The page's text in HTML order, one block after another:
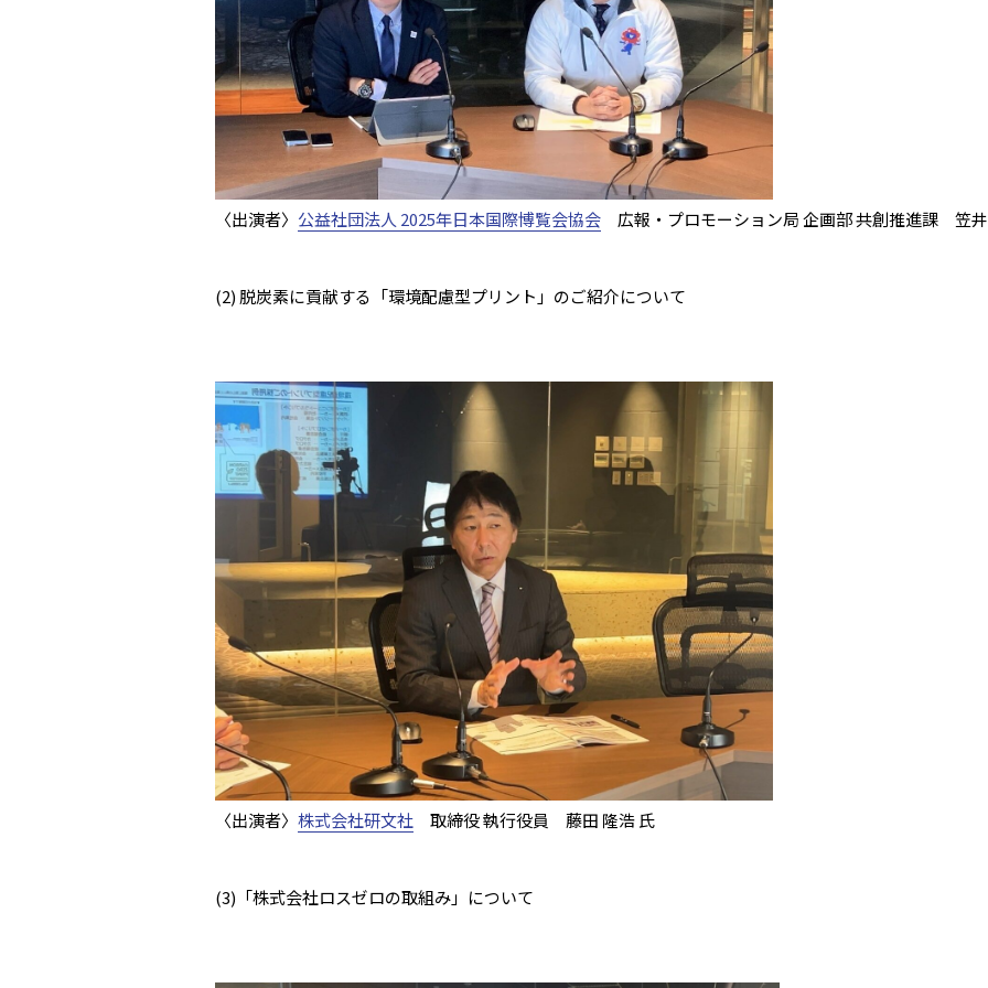
〈出演者〉 公益社団法人 2025年日本国際博覧会協会広報・プロモーション局 企画部 共創推進課 笠井
(2) 脱炭素に貢献する「環境配慮型プリント」のご紹介について
〈出演者〉 株式会社研文社取締役 執行役員 藤田 隆浩 氏
(3)「株式会社ロスゼロの取組み」について